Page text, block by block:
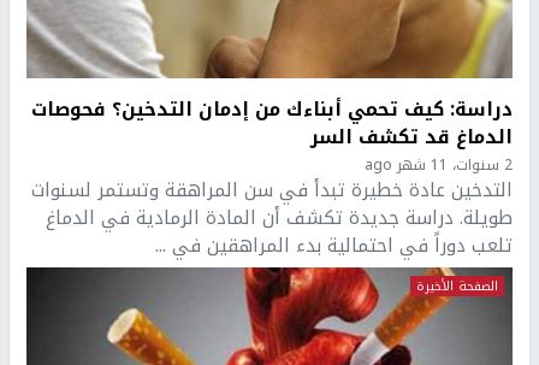
دراسة: كيف تحمي أبناءك من إدمان التدخين؟ فحوصات
الدماغ قد تكشف السر
2 سنوات، 11 شهر ago
التدخين عادة خطيرة تبدأ في سن المراهقة وتستمر لسنوات
طويلة. دراسة جديدة تكشف أن المادة الرمادية في الدماغ
تلعب دوراً في احتمالية بدء المراهقين في ...
الصفحة الأخيرة